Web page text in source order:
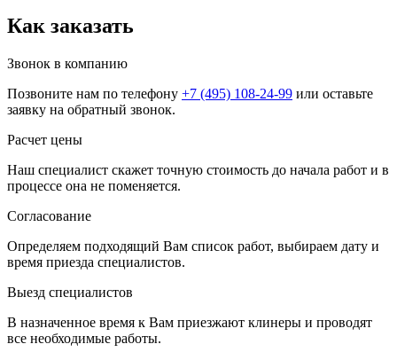
Как заказать
Звонок в компанию
Позвоните нам по телефону +7 (495) 108-24-99 или оставьте
заявку на обратный звонок.
Расчет цены
Наш специалист скажет точную стоимость до начала работ и в
процессе она не поменяется.
Согласование
Определяем подходящий Вам список работ, выбираем дату и
время приезда специалистов.
Выезд специалистов
В назначенное время к Вам приезжают клинеры и проводят
все необходимые работы.